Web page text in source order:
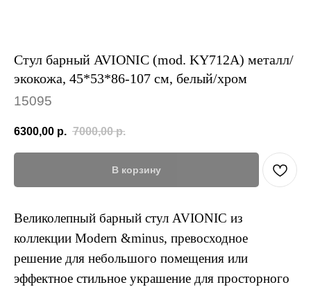
Стул барный AVIONIC (mod. KY712A) металл/
экокожа, 45*53*86-107 см, белый/хром
15095
6300,00 р. 7000,00 р.
В корзину
Великолепный барный стул AVIONIC из
коллекции Modern &minus, превосходное
решение для небольшого помещения или
эффектное стильное украшение для просторного